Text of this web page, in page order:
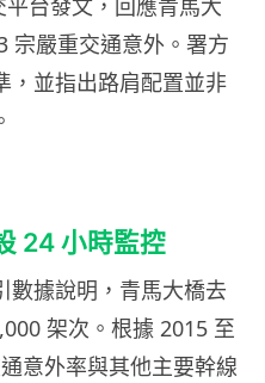
台發文，回應青馬大
宗嚴重交通意外。署方
，並指出路肩配置並非
24 小時監控
數據說明，青馬大橋去
架次。根據 2015 至
意外率與其他主要幹線